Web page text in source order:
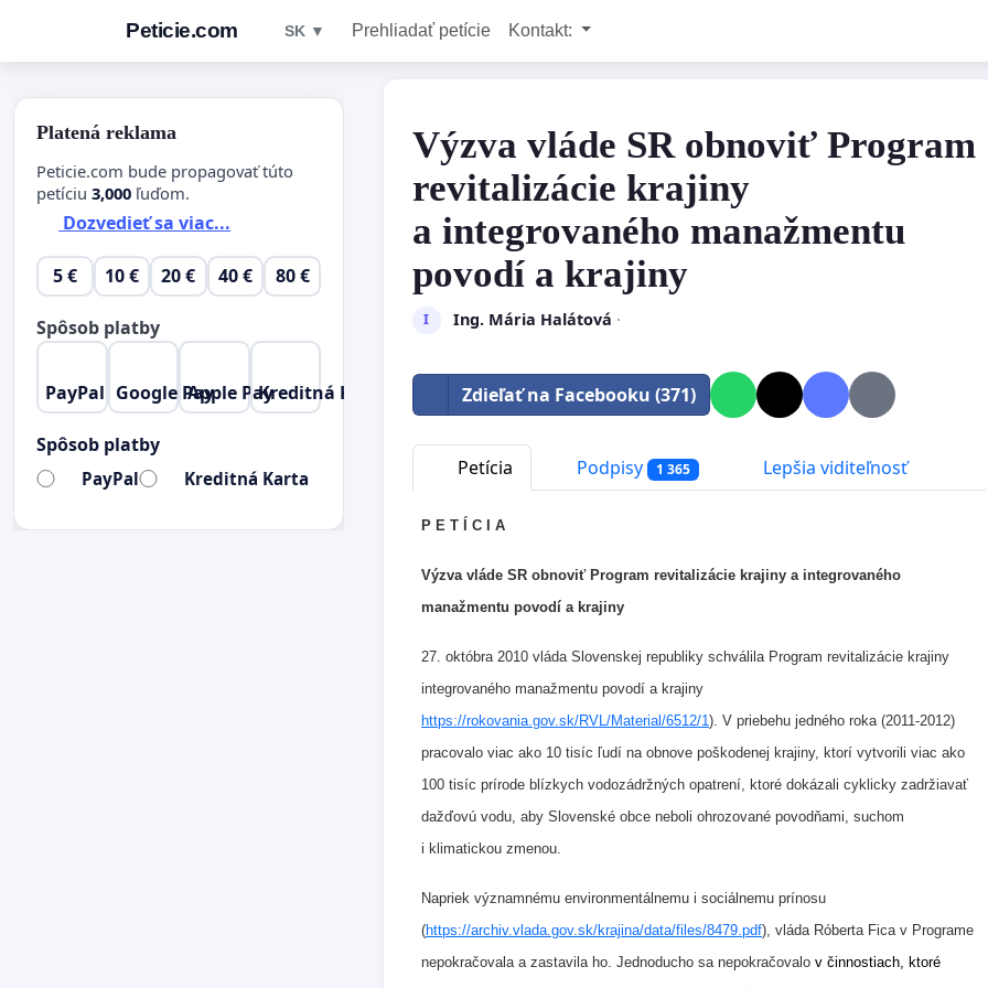
Peticie.com SK ▼ Prehliadať petície Kontakt:
Výzva vláde SR obnoviť Program
revitalizácie krajiny
a integrovaného manažmentu
povodí a krajiny
I Ing. Mária Halátová ·
Zdieľať na Facebooku (371)
Petícia Podpisy 1 365 Lepšia viditeľnosť
P E T Í C I A
Výzva vláde SR obnoviť Program revitalizácie krajiny a integrovaného
manažmentu povodí a krajiny
27. októbra 2010 vláda Slovenskej republiky schválila Program revitalizácie krajiny
integrovaného manažmentu povodí a krajiny
https://rokovania.gov.sk/RVL/Material/6512/1 ). V priebehu jedného roka (2011-2012)
pracovalo viac ako 10 tisíc ľudí na obnove poškodenej krajiny, ktorí vytvorili viac ako
100 tisíc prírode blízkych vodozádržných opatrení, ktoré dokázali cyklicky zadržiavať
dažďovú vodu, aby Slovenské obce neboli ohrozované povodňami, suchom
i klimatickou zmenou.
Napriek významnému environmentálnemu i sociálnemu prínosu
(https://archiv.vlada.gov.sk/krajina/data/files/8479.pdf), vláda Róberta Fica v Programe
nepokračovala a zastavila ho. Jednoducho sa nepokračovalo v činnostiach, ktoré
Platená reklama
Peticie.com bude propagovať túto
petíciu 3,000 ľuďom.
Dozvedieť sa viac...
5 € 10 € 20 € 40 € 80 €
Spôsob platby
PayPal Google PayApple PayKreditná Karta
Spôsob platby
PayPal Kreditná Karta